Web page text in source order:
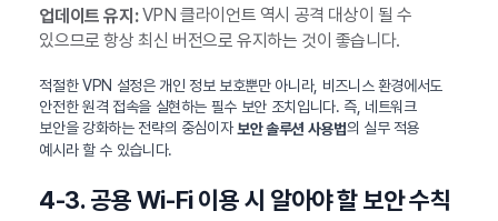
업데이트 유지:VPN 클라이언트 역시 공격 대상이 될 수
있으므로 항상 최신 버전으로 유지하는 것이 좋습니다.
적절한 VPN 설정은 개인 정보 보호뿐만 아니라, 비즈니스 환경에서도
안전한 원격 접속을 실현하는 필수 보안 조치입니다. 즉, 네트워크
보안을 강화하는 전략의 중심이자보안 솔루션 사용법의 실무 적용
예시라 할 수 있습니다.
4-3. 공용 Wi-Fi 이용 시 알아야 할 보안 수칙